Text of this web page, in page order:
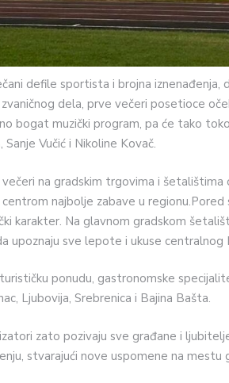
defile sportista i brojna iznenađenja,
dela, prve večeri posetioce
bogat muzički program, pa će tako
Sanje Vučić i Nikoline Kovač.
večeri na gradskim trgovima i šetalištima
najbolje zabave u
karakter. Na glavnom gradskom
upoznaju sve lepote i ukuse centralnog
ponudu, gastronomske
Ljubovija, Srebrenica i Bajina Bašta.
zato pozivaju sve građane i
stvarajući nove uspomene na